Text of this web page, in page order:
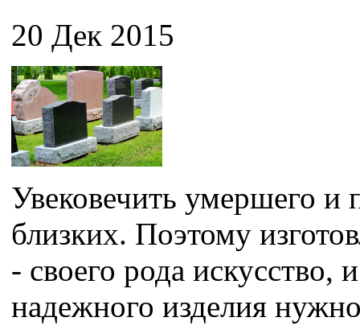
20 Дек 2015
Увековечить умершего и
близких. Поэтому
- своего рода искусство,
надежного изделия